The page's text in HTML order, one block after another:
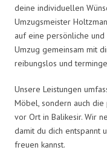
deine individuellen
Umzugsmeister
auf eine persönliche
Umzug gemeinsam mit
reibungslos und
Unsere Leistungen
Möbel, sondern auch
vor Ort in Balikesir. Wir
damit du dich entspannt
freuen kannst.